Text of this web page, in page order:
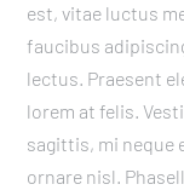
est, vitae luctus
faucibus
lectus. Praesent
lorem at felis.
sagittis, mi neque
ornare nisl.